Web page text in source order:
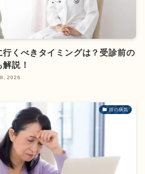
行くべきタイミングは？受診前の
説！
2026
目の病気